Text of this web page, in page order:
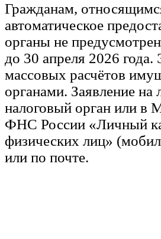
Гражданам,
автоматическое
органы не
до 30 апреля 2026 года.
массовых расчётов
органами. Заявление
налоговый орган или в
ФНС России «Личный
физических лиц»
или по почте.